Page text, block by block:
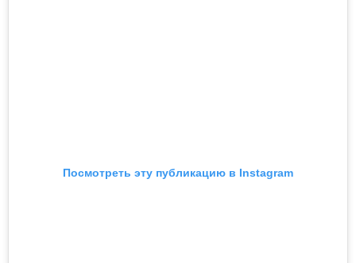
Посмотреть эту публикацию в Instagram